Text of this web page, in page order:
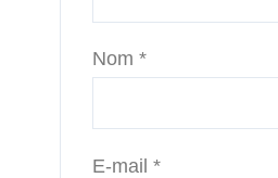
Nom*
E-mail*